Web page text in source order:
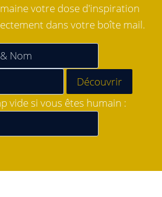
votre dose d'inspiration
dans votre boîte mail.
vide si vous êtes humain :